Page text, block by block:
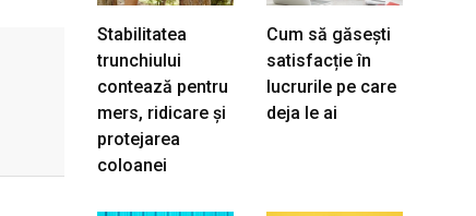
Stabilitatea
trunchiului
contează pentru
mers, ridicare și
protejarea
coloanei
Cum să găsești
satisfacție în
lucrurile pe care
deja le ai